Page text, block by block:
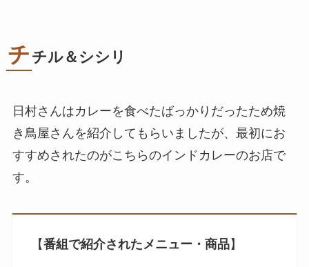
チ チル＆シシリ
日村さんはカレーを食べたばっかりだったため焼
き鳥屋さんを紹介してもらいましたが、最初にお
すすめされたのがこちらのインドカレーのお店で
す。
【番組で紹介されたメニュー・商品】